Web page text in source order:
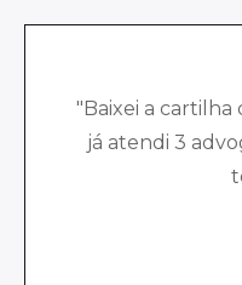
"Baixei a cartilha
já atendi 3